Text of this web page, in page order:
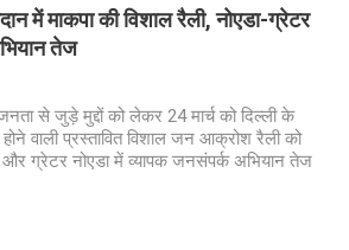
में माकपा की विशाल रैली, नोएडा-ग्रेटर
तेज
से जुड़े मुद्दों को लेकर 24 मार्च को दिल्ली के
वाली प्रस्तावित विशाल जन आक्रोश रैली को
ग्रेटर नोएडा में व्यापक जनसंपर्क अभियान तेज